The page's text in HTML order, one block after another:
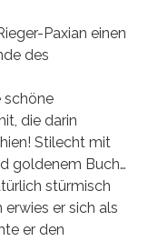
Paxian einen
des
schöne
die darin
Stilecht mit
goldenem Buch…
stürmisch
er sich als
er den